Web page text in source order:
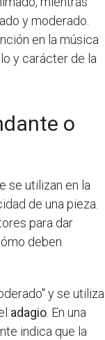
y moderado.
en la música
y carácter de la
o
se utilizan en la
de una pieza.
para dar
deben
y se utiliza
adagio . En una
indica que la